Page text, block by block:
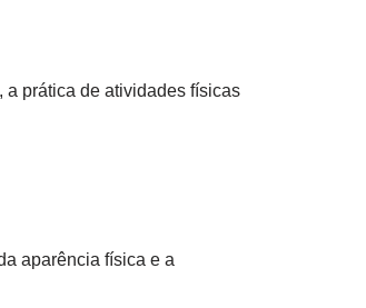
a prática de atividades físicas
aparência física e a